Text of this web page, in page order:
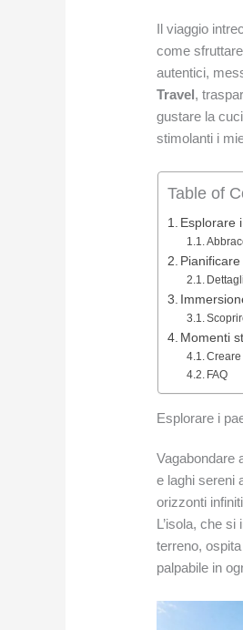
Il viaggio
come
autentici,
Travel,
gustare la
stimolanti i
Table of
Esplorare
Momenti
FAQ
Esplorare i
Vagabondare
e laghi sereni
orizzonti
L’isola, che
terreno,
palpabile in